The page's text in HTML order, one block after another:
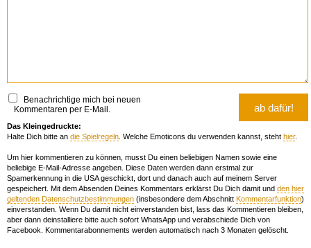
Benachrichtige mich bei neuen
Kommentaren per E-Mail.
Das Kleingedruckte:
Halte Dich bitte an die Spielregeln. Welche Emoticons du verwenden kannst, steht hier.
Um hier kommentieren zu können, musst Du einen beliebigen Namen sowie eine
beliebige E-Mail-Adresse angeben. Diese Daten werden dann erstmal zur
Spamerkennung in die USA geschickt, dort und danach auch auf meinem Server
gespeichert. Mit dem Absenden Deines Kommentars erklärst Du Dich damit und den hier
geltenden Datenschutzbestimmungen (insbesondere dem Abschnitt Kommentarfunktion)
einverstanden. Wenn Du damit nicht einverstanden bist, lass das Kommentieren bleiben,
aber dann deinstalliere bitte auch sofort WhatsApp und verabschiede Dich von
Facebook. Kommentarabonnements werden automatisch nach 3 Monaten gelöscht.